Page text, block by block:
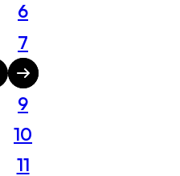
6
7
8
9
10
11